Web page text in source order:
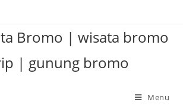
Bromo | wisata bromo
| gunung bromo
Menu